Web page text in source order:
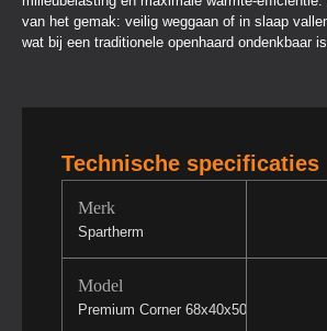
van het gemak: veilig weggaan of in slaap
wat bij een traditionele openhaard ondenkbaar
Technische specificaties
Merk
Spartherm
Model
Premium Corner 68x40x50